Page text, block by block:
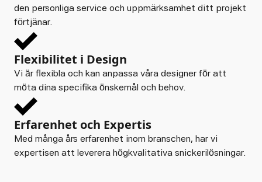
den personliga service och uppmärksamhet ditt projekt
förtjänar.
Flexibilitet i Design
Vi är flexibla och kan anpassa våra designer för att
möta dina specifika önskemål och behov.
Erfarenhet och Expertis
Med många års erfarenhet inom branschen, har vi
expertisen att leverera högkvalitativa snickerilösningar.